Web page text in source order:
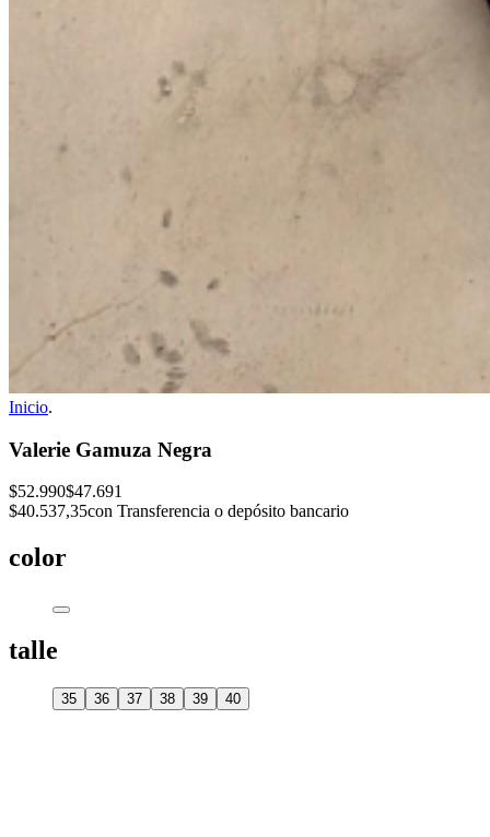
Inicio.
Valerie Gamuza Negra
$52.990$47.691
$40.537,35con Transferencia o depósito bancario
color
talle
35 36 37 38 39 40